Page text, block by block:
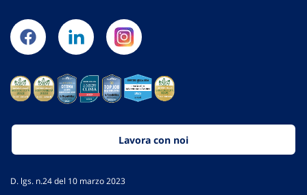
Lavora con noi
D. lgs. n.24 del 10 marzo 2023